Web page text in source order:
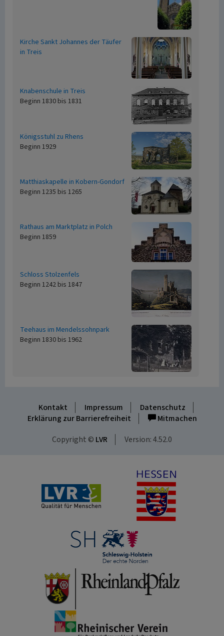
Kirche Sankt Johannes der Täufer
in Treis
Knabenschule in Treis
Beginn 1830 bis 1831
Königsstuhl zu Rhens
Beginn 1929
Matthiaskapelle in Kobern-Gondorf
Beginn 1235 bis 1265
Rathaus am Marktplatz in Polch
Beginn 1859
Schloss Stolzenfels
Beginn 1242 bis 1847
Teehaus im Mendelssohnpark
Beginn 1830 bis 1962
Kontakt Impressum
Datenschutz
Erklärung zur Barrierefreiheit
Mitmachen
Copyright © LVR Version: 4.52.0